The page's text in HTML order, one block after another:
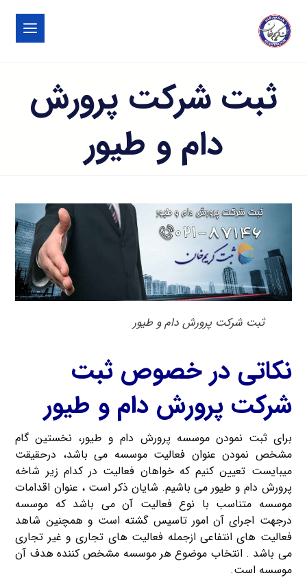
ثبت شرکت پرورش
دام و طیور
ثبت شرکت پرورش دام و طیور
نکاتی در خصوص ثبت
شرکت پرورش دام و طیور
برای ثبت نمودن موسسه پرورش دام و طیور، نخستین گام
مشخص نمودن عنوان فعالیت موسسه می باشد، درحقیقت
میبایست تعیین کنیم که خواهان فعالیت در کدام زیر شاخه
پرورش دام و طیور می باشیم. شایان ذکر است ، عنوان اقدامات
موسسه متناسب با نوع فعالیت آن می باشد که موسسه
درجهت اجرای آن امور تاسیس گشته است و همچنین شاهد
فعالیت های انتفاعی ازجمله فعالیت های تجاری و غیر تجاری
می باشد . انتخاب موضوع هر موسسه مشخص کننده هدف آن
موسسه است.